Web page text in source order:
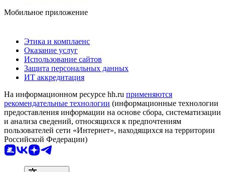
Мобильное приложение
Этика и комплаенс
Оказание услуг
Использование сайтов
Защита персональных данных
ИТ аккредитация
На информационном ресурсе hh.ru применяются
рекомендательные технологии (информационные технологии
предоставления информации на основе сбора, систематизации
и анализа сведений, относящихся к предпочтениям
пользователей сети «Интернет», находящихся на территории
Российской Федерации)